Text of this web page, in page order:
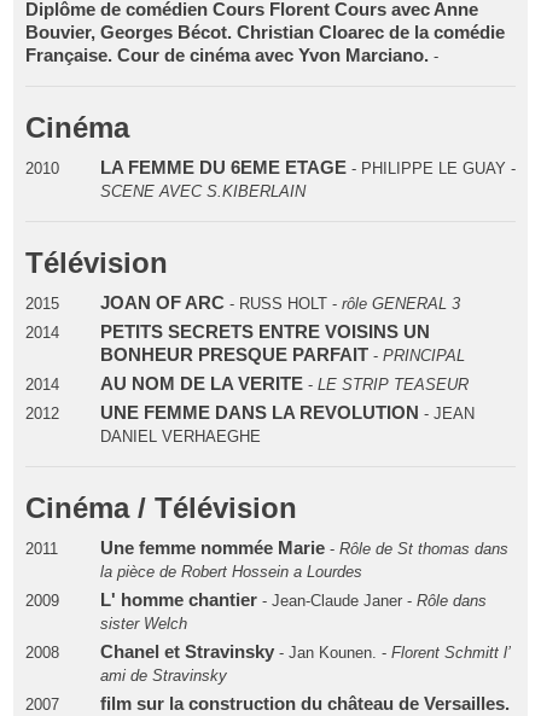
Diplôme de comédien Cours Florent Cours avec Anne
Bouvier, Georges Bécot. Christian Cloarec de la comédie
Française. Cour de cinéma avec Yvon Marciano. -
Cinéma
2010 LA FEMME DU 6EME ETAGE- PHILIPPE LE GUAY -
SCENE AVEC S.KIBERLAIN
Télévision
2015 JOAN OF ARC- RUSS HOLT - rôle GENERAL 3
2014
PETITS SECRETS ENTRE VOISINS UN
BONHEUR PRESQUE PARFAIT- PRINCIPAL
2014
AU NOM DE LA VERITE- LE STRIP TEASEUR
2012
UNE FEMME DANS LA REVOLUTION - JEAN
DANIEL VERHAEGHE
Cinéma / Télévision
2011 Une femme nommée Marie - Rôle de St thomas dans
la pièce de Robert Hossein a Lourdes
2009
L' homme chantier - Jean-Claude Janer - Rôle dans
sister Welch
2008
Chanel et Stravinsky - Jan Kounen. - Florent Schmitt l’
ami de Stravinsky
2007
film sur la construction du château de Versailles.